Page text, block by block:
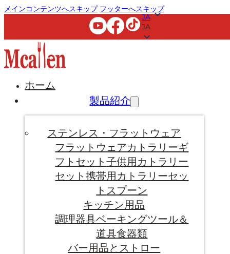
メインコンテンツへスキップ フッターへスキップ
JA
JA
ホーム
製品紹介
ステンレス・フラットウェア
フラットウェアカトラリーギ
フトセット子供用カトラリー
セット携帯用カトラリーセッ
ト スプーン
キッチン用品
調理器具ベーキングツール＆
道具食器類
バー用品とストロー